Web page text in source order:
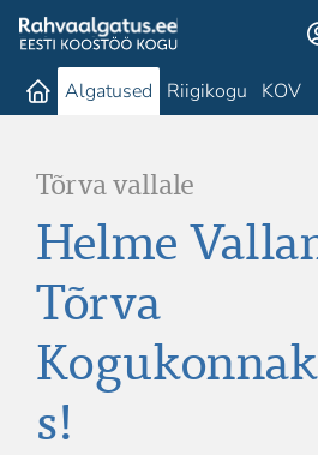
Algatused Riigikogu KOV
Tõrva vallale
Helme
Tõrva
s!